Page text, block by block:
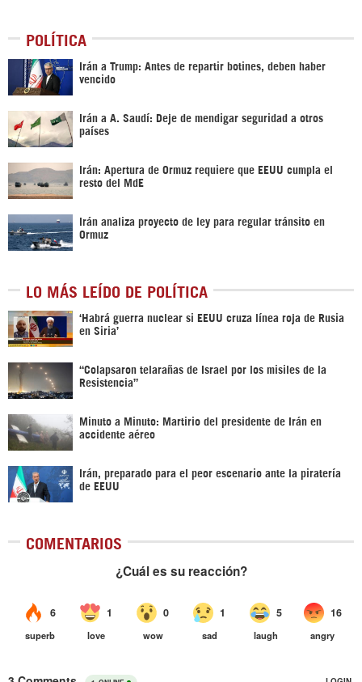
POLÍTICA
Irán a Trump: Antes de repartir botines, deben haber
vencido
Irán a A. Saudí: Deje de mendigar seguridad a otros
países
Irán: Apertura de Ormuz requiere que EEUU cumpla el
resto del MdE
Irán analiza proyecto de ley para regular tránsito en
Ormuz
LO MÁS LEÍDO DE POLÍTICA
‎‘Habrá guerra nuclear si EEUU cruza línea roja de Rusia
en Siria’‎
“Colapsaron telarañas de Israel por los misiles de la
Resistencia”
Minuto a Minuto: Martirio del presidente de Irán en
accidente aéreo
Irán, preparado para el peor escenario ante la piratería
de EEUU
COMENTARIOS